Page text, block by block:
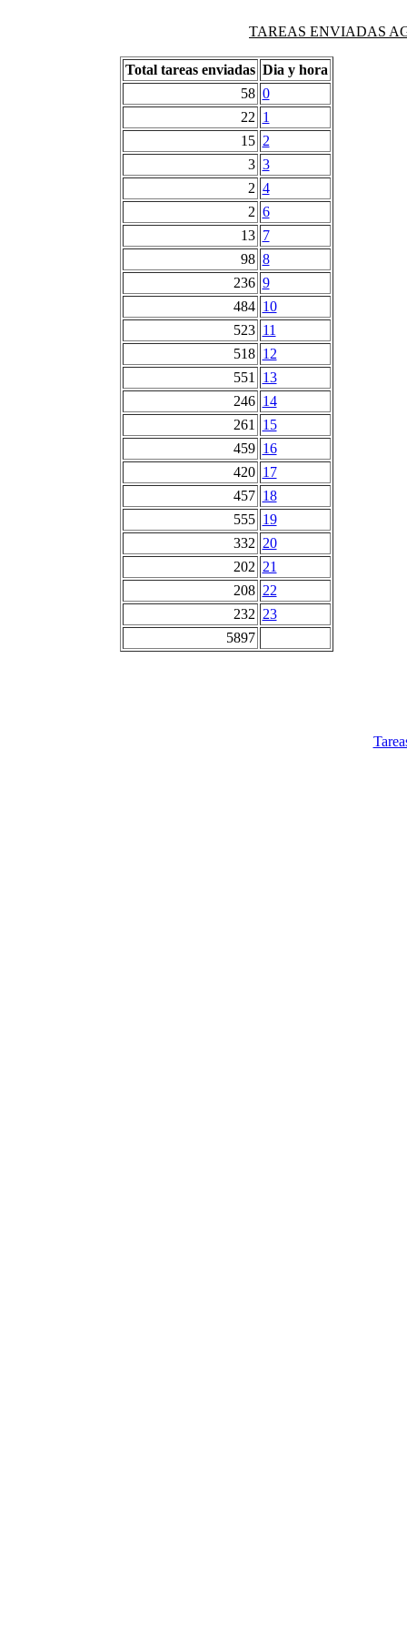
TAREAS ENVIADAS
Total tareas enviadas Dia y hora
58 0
22 1
15 2
3 3
2 4
2 6
13 7
98 8
236 9
484 10
523 11
518 12
551
13
246 14
261
15
459 16
420 17
457 18
555 19
332 20
202 21
208 22
232 23
5897